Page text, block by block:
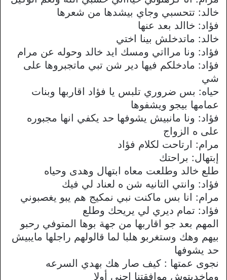
خالد: تتحسبي وجاي بيشدها من شعرها
فؤاد: خاالد بعد عنها
خالد: ماتدخلش بينا اختي
فؤاد: ونا مرااتي ومسك ايد خالد وحوله عن مرام
فؤاد: مادخلكم فيها دير شن تبي ماتجبروها على
شي
حياه: بس ضروري تلبس يا فؤاد اقاربها وبنات
عمامها بيجو ويشفوها
فؤاد: ونا مانبيش يشوفها حد يكفي انها مجبوره
على ه الزواج
مرام: ارتاحت لكلام فؤاد
إبتهال: براحتك
طلع خالد وطلعت معاه ابتهال وهدى وحياه
فؤاد: وانتي التانيه شن ه لعناد لي فيك
مرام: انا بس ماكنت نبي نمكيج هم يبو يغصبوني
فؤاد: تمام ديري لي يريحك وطلع
المهم بعد جو اقاربها من جهة بوها المتوفي رحبو
بيهم وهك وستغربو هلبا لما قالولهم راجلها مايبيش
حد يشوفها
نجوى عمتها : كيف صار هك بهدي السرعه
وماخديتوش موافقتنا احنى أولا